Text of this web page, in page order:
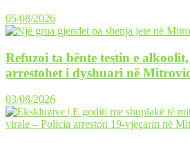
05/08/2026
Refuzoi ta bënte testin e
arrestohet i dyshuari në
03/08/2026